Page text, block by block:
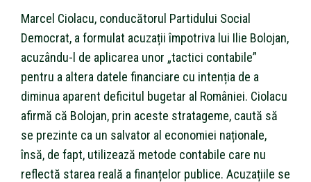
Marcel Ciolacu, conducătorul Partidului Social
Democrat, a formulat acuzații împotriva lui Ilie Bolojan,
acuzându-l de aplicarea unor „tactici contabile”
pentru a altera datele financiare cu intenția de a
diminua aparent deficitul bugetar al României. Ciolacu
afirmă că Bolojan, prin aceste stratageme, caută să
se prezinte ca un salvator al economiei naționale,
însă, de fapt, utilizează metode contabile care nu
reflectă starea reală a finanțelor publice. Acuzațiile se